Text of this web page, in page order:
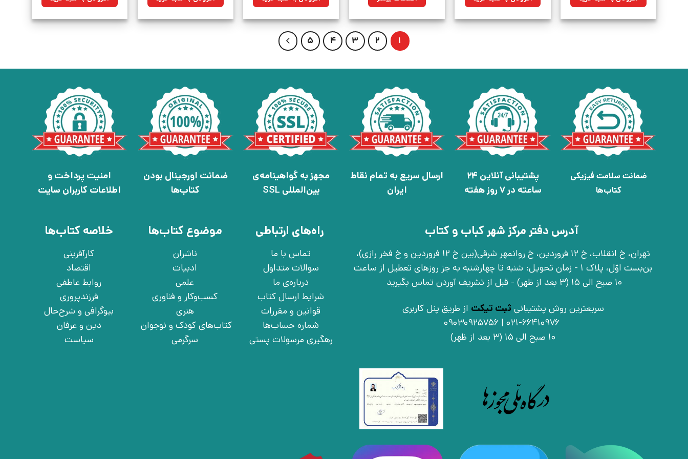
بود. بود. بود. بود. بود.
1
2
3
4
5
ضمانت سلامت فیزیکی
کتاب‌ها
پشتیبانی آنلاین 24
ساعته در 7 روز هفته
ارسال سریع به تمام نقاط
ایران
مجهز به گواهینامه‌ی
بین‌المللی SSL
ضمانت اورجینال بودن
کتاب‌ها
امنیت پرداخت و
اطلاعات کاربران سایت
آدرس دفتر مرکز شهر کباب و کتاب
تهران، خ انقلاب، خ 12 فروردین، خ روانمهر شرقی(بین خ 12 فروردین و خ فخر رازی)،
بن‌بست اوّل، پلاک 1 - زمان تحویل: شنبه تا چهارشنبه به جز روزهای تعطیل از ساعت
10 صبح الی 15 (3 بعد از ظهر) - قبل از تشریف آوردن تماس بگیرید
سریعترین روش پشتیبانی ثبت تیکت از طریق پنل کاربری
10 صبح الی 15 (3 بعد از ظهر)
راه‌های ارتباطی
تماس با ما
سوالات متداول
درباره‌ی ما
شرایط ارسال کتاب
قوانین و مقررات
شماره حساب‌ها
رهگیری مرسولات پستی
موضوع کتاب‌ها
ناشران
ادبیات
علمی
کسب‌وکار و فناوری
هنری
کتاب‌های کودک و نوجوان
سرگرمی
خلاصه کتاب‌ها
کارآفرینی
اقتصاد
روابط عاطفی
فرزندپروری
بیوگرافی و شرح‌حال
دین و عرفان
سیاست